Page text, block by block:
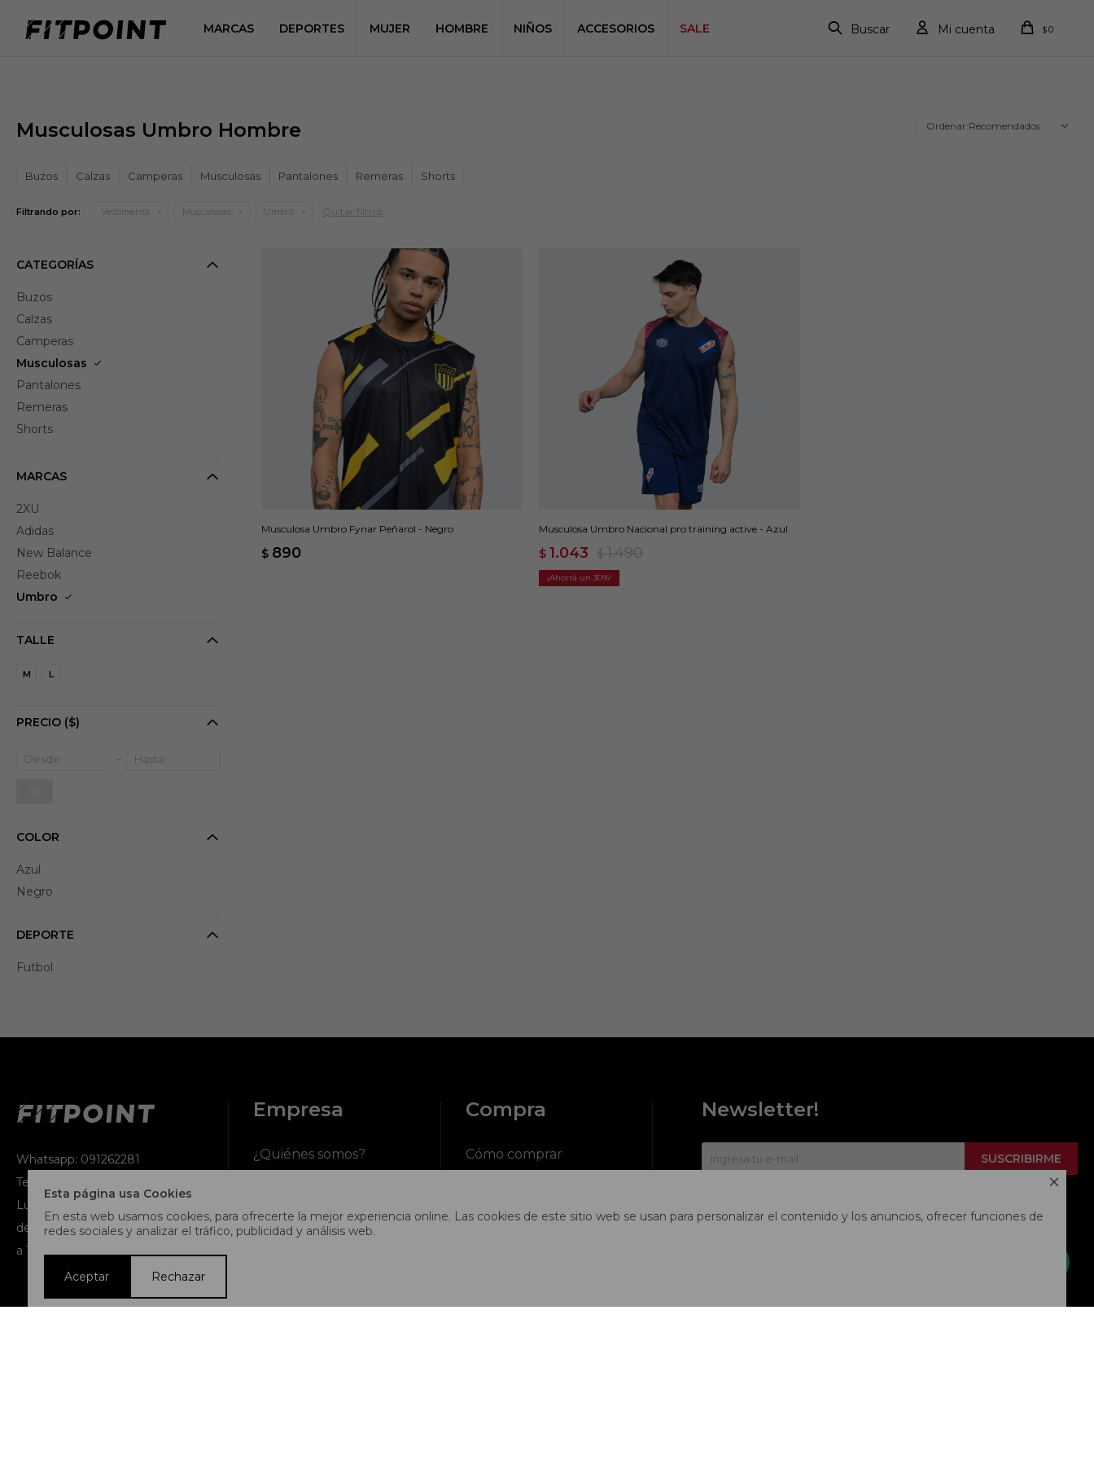

Esta página usa Cookies
En esta web usamos cookies, para ofrecerte la mejor experiencia online. Las cookies de este sitio web se usan para personalizar el contenido y los anuncios, ofrecer funciones de
redes sociales y analizar el tráfico, publicidad y análisis web.
Aceptar Rechazar
MARCAS DEPORTES MUJER HOMBRE NIÑOS ACCESORIOS SALE $0
Musculosas Umbro Hombre Recomendados
Buzos Calzas Camperas Musculosas Pantalones Remeras Shorts
Filtrando por: Vestimenta Musculosas Umbro Quitar filtros
Musculosa Umbro Fynar Peñarol - Negro
$ 890
Musculosa Umbro Nacional pro training active - Azul
$ 1.043 $ 1.490
30
CATEGORÍAS
Buzos
Calzas
Camperas
Musculosas
Pantalones
Remeras
Shorts
MARCAS
2XU
Adidas
New Balance
Reebok
Umbro
TALLE
M L
PRECIO ($)
COLOR
Azul
Negro
DEPORTE
Futbol
Whatsapp: 091262281
Teléfono: 2716 9991
Lunes a jueves de 9:00 a 13:00 y
de 14:00 a 17:45, viernes de 9:30
a 13:00 y de 14:00 a 17:45.
Empresa
¿Quiénes somos?
Términos y condiciones
Compra
Cómo comprar
Newsletter!
SUSCRIBIRME
  